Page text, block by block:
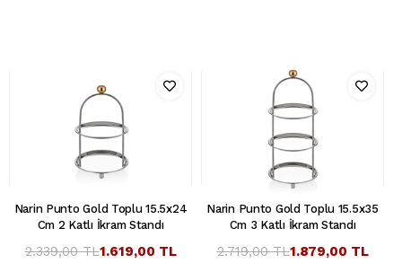
Narin Punto Gold Toplu 15.5x24
Cm 2 Katlı İkram Standı
1.619,00 TL
2.339,00 TL
Narin Punto Gold Toplu 15.5x35
Cm 3 Katlı İkram Standı
1.879,00 TL
2.719,00 TL